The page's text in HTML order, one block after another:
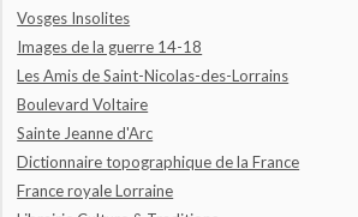
Vosges Insolites
Images de la guerre 14-18
Les Amis de Saint-Nicolas-des-Lorrains
Boulevard Voltaire
Sainte Jeanne d'Arc
Dictionnaire topographique de la France
France royale Lorraine